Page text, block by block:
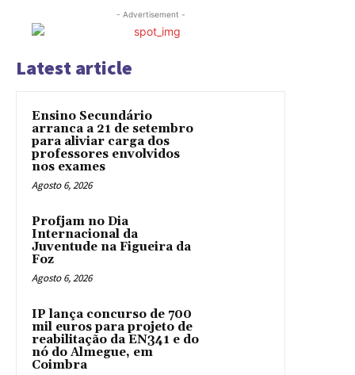
- Advertisement -
Latest article
Ensino Secundário
arranca a 21 de setembro
para aliviar carga dos
professores envolvidos
nos exames
Agosto 6, 2026
Profjam no Dia
Internacional da
Juventude na Figueira da
Foz
Agosto 6, 2026
IP lança concurso de 700
mil euros para projeto de
reabilitação da EN341 e do
nó do Almegue, em
Coimbra